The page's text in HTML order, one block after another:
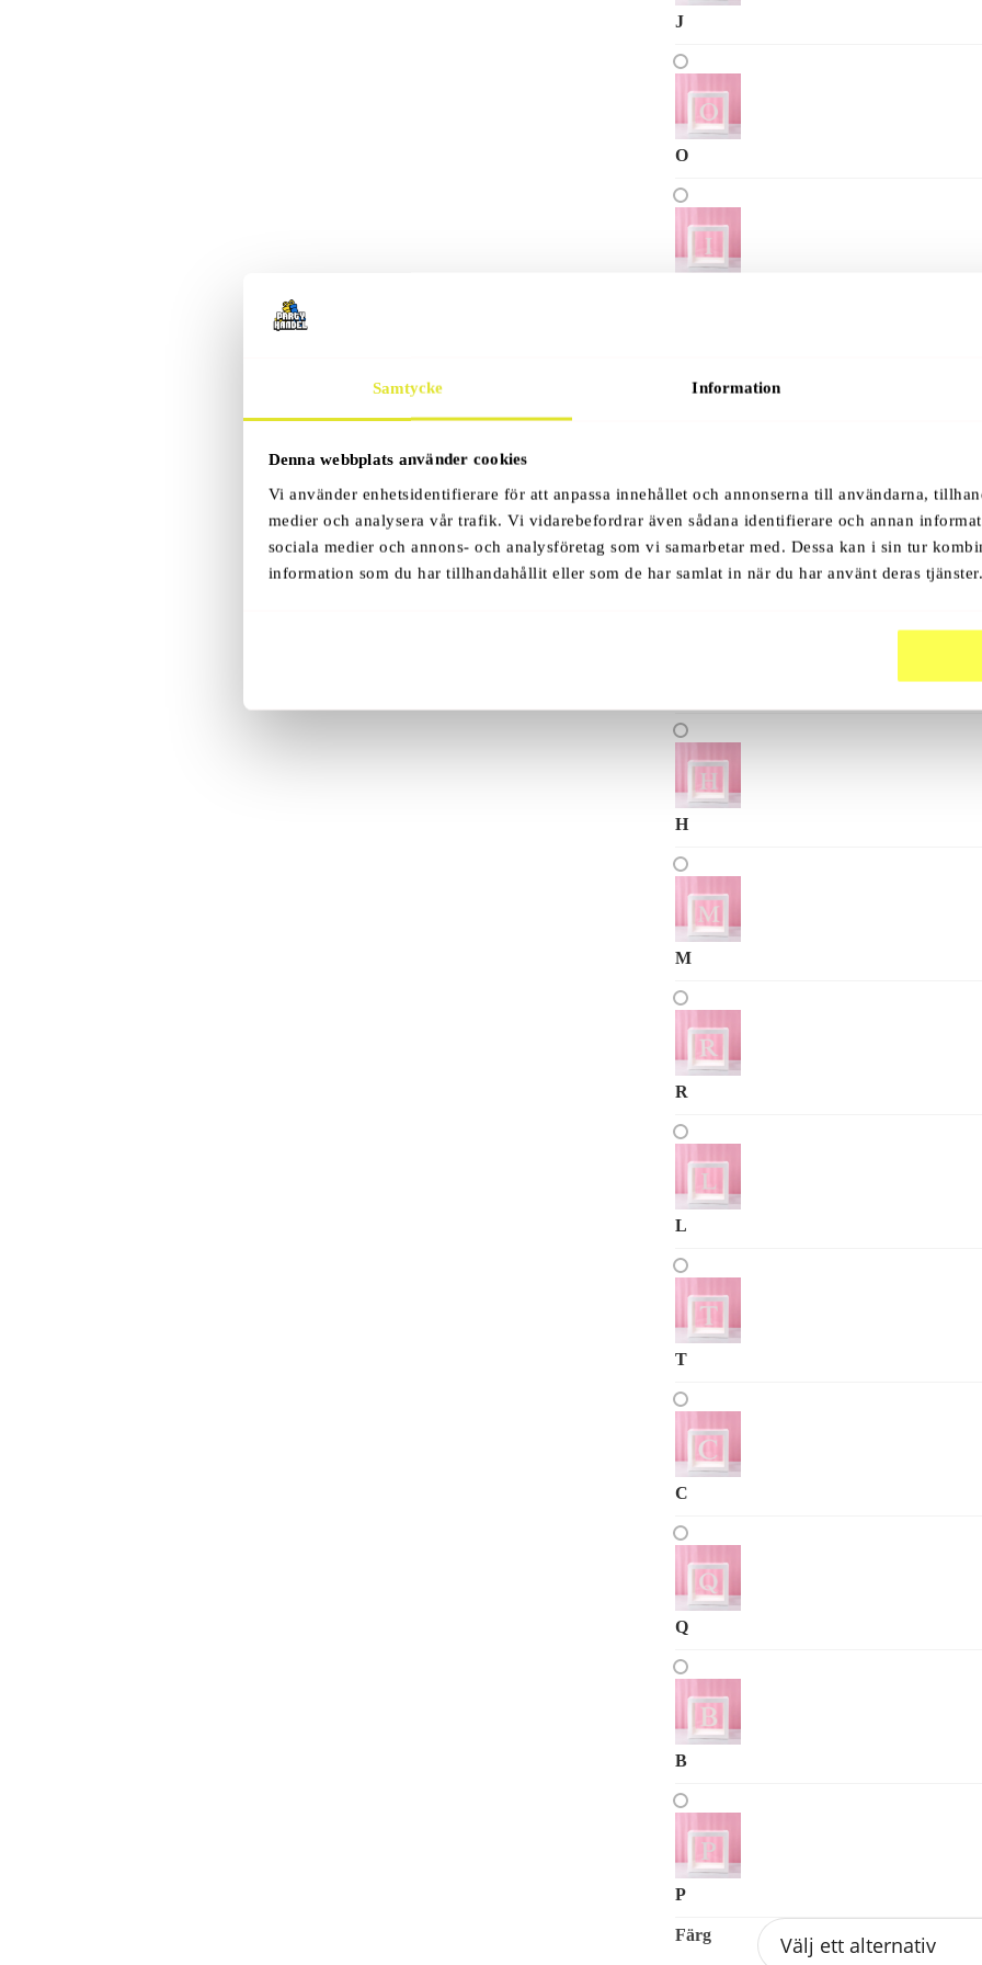
Samtycke Information
Denna webbplats använder cookies
Vi använder enhetsidentifierare för att anpassa innehållet och annonserna till användarna,
medier och analysera vår trafik. Vi vidarebefordrar även sådana identifierare och annan
sociala medier och annons- och analysföretag som vi samarbetar med. Dessa kan i sin tur
information som du har tillhandahållit eller som de har samlat in när du har använt deras tjänster.
J
O
A
H
M
R
L
T
C
Q
B
P
Färg